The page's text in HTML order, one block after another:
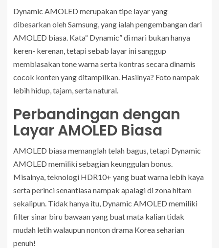
Dynamic AMOLED merupakan tipe layar yang
dibesarkan oleh Samsung, yang ialah pengembangan dari
AMOLED biasa. Kata“ Dynamic” di mari bukan hanya
keren- kerenan, tetapi sebab layar ini sanggup
membiasakan tone warna serta kontras secara dinamis
cocok konten yang ditampilkan. Hasilnya? Foto nampak
lebih hidup, tajam, serta natural.
Perbandingan dengan
Layar AMOLED Biasa
AMOLED biasa memanglah telah bagus, tetapi Dynamic
AMOLED memiliki sebagian keunggulan bonus.
Misalnya, teknologi HDR10+ yang buat warna lebih kaya
serta perinci senantiasa nampak apalagi di zona hitam
sekalipun. Tidak hanya itu, Dynamic AMOLED memiliki
filter sinar biru bawaan yang buat mata kalian tidak
mudah letih walaupun nonton drama Korea seharian
penuh!